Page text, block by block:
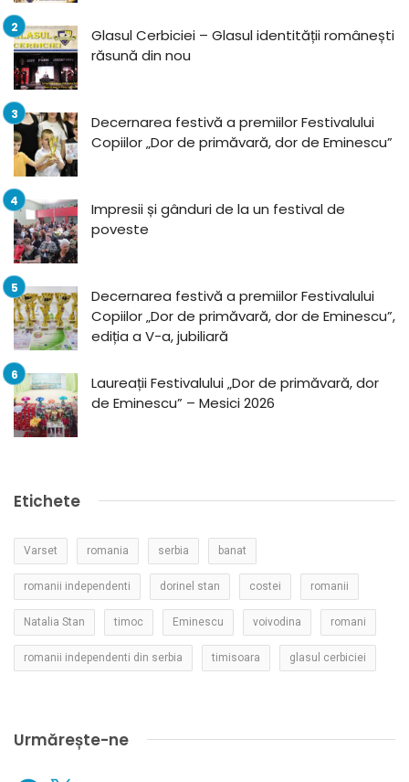
Glasul Cerbiciei – Glasul identității românești
răsună din nou
Decernarea festivă a premiilor Festivalului
Copiilor „Dor de primăvară, dor de Eminescu”
Impresii și gânduri de la un festival de
poveste
Decernarea festivă a premiilor Festivalului
Copiilor „Dor de primăvară, dor de Eminescu”,
ediția a V-a, jubiliară
Laureații Festivalului „Dor de primăvară, dor
de Eminescu” – Mesici 2026
Etichete
Varset romania serbia banat
romanii independenti dorinel stan costei romanii
Natalia Stan timoc Eminescu voivodina romani
romanii independenti din serbia timisoara glasul cerbiciei
Urmărește-ne